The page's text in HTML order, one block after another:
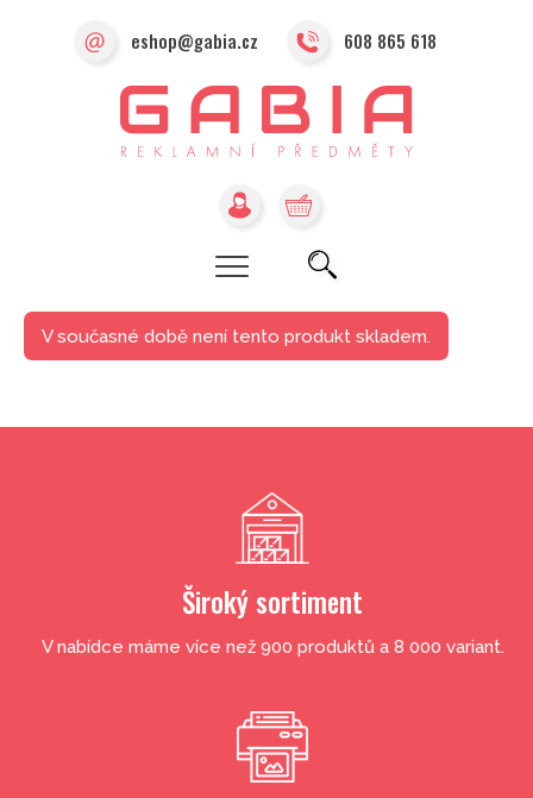
eshop@gabia.cz 608 865 618
V současné době není tento produkt skladem.
Široký sortiment
V nabídce máme více než 900 produktů a 8 000 variant.